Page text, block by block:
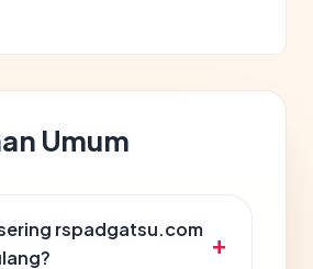
Umum
rspadgatsu.com